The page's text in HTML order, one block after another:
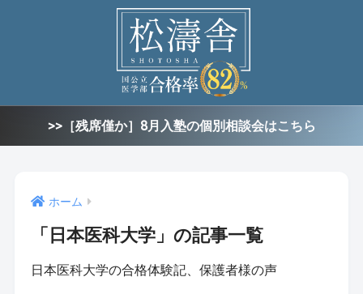
>>［残席僅か］8月入塾の個別相談会はこちら
ホーム
「日本医科大学」の記事一覧
日本医科大学の合格体験記、保護者様の声